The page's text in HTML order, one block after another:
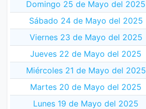
Domingo 25 de Mayo del 2025
Sábado 24 de Mayo del 2025
Viernes 23 de Mayo del 2025
Jueves 22 de Mayo del 2025
Miércoles 21 de Mayo del 2025
Martes 20 de Mayo del 2025
Lunes 19 de Mayo del 2025